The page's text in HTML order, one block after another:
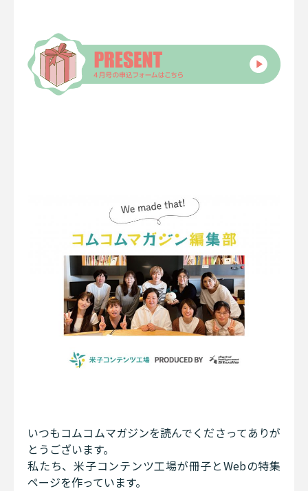
いつもコムコムマガジンを読んでくださってありが
とうございます。
私たち、米子コンテンツ工場が冊子とWebの特集
ページを作っています。